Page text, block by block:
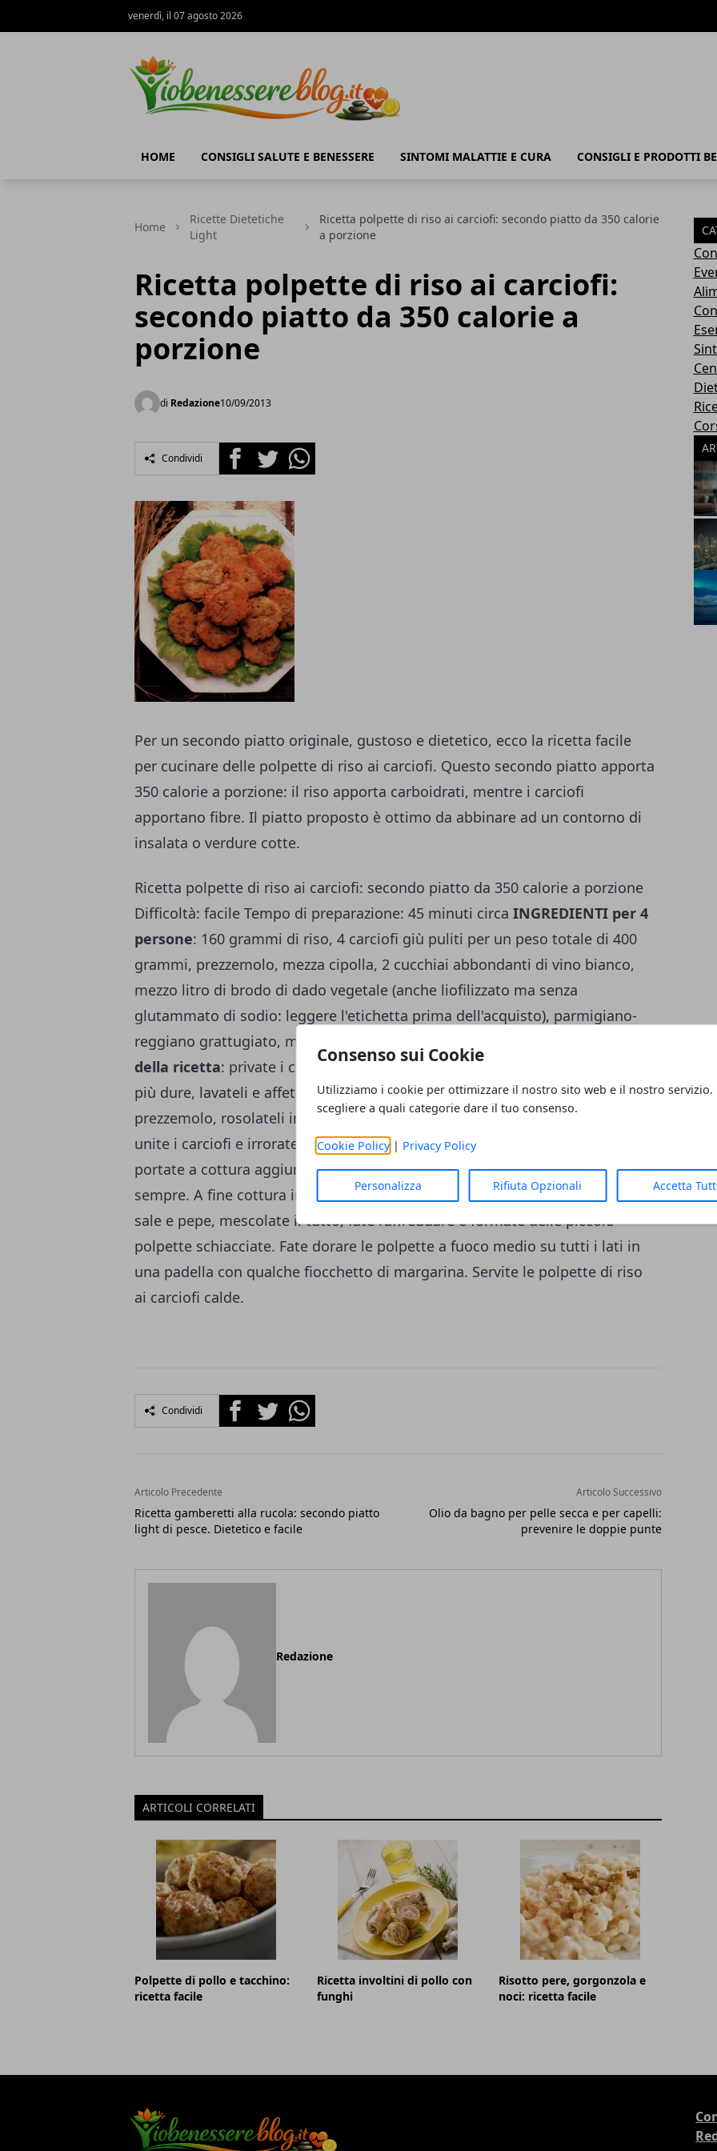
Consenso sui Cookie
Utilizziamo i cookie per ottimizzare il nostro sito web e il nostro servizio.
scegliere a quali categorie dare il tuo consenso.
Cookie Policy| Privacy Policy
Personalizza Rifiuta Opzionali Accetta
venerdì, il 07 agosto 2026
HOME CONSIGLI SALUTE E BENESSERE SINTOMI MALATTIE E CURA CONSIGLI E PRODOTTI
Home
Ricette Dietetiche
Light
Ricetta polpette di riso ai carciofi: secondo piatto da 350 calorie
a porzione
Ricetta polpette di riso ai carciofi:
secondo piatto da 350 calorie a
porzione
di Redazione10/09/2013
Condividi FacebookTwitterWhatsapp
Per un secondo piatto originale, gustoso e dietetico, ecco la ricetta facile
per cucinare delle polpette di riso ai carciofi. Questo secondo piatto apporta
350 calorie a porzione: il riso apporta carboidrati, mentre i carciofi
apportano fibre. Il piatto proposto è ottimo da abbinare ad un contorno di
insalata o verdure cotte.
Ricetta polpette di riso ai carciofi: secondo piatto da 350 calorie a porzione
Difficoltà: facile Tempo di preparazione: 45 minuti circa INGREDIENTI per 4
persone: 160 grammi di riso, 4 carciofi giù puliti per un peso totale di 400
grammi, prezzemolo, mezza cipolla, 2 cucchiai abbondanti di vino bianco,
mezzo litro di brodo di dado vegetale (anche liofilizzato ma senza
glutammato di sodio: leggere l'etichetta prima dell'acquisto), parmigiano-
reggiano grattugiato, margarina vegetale, sale e pepe.
della ricetta: private i carciofi dei gambi, delle punte e delle foglie esterne
più dure, lavateli e affettateli sottilmente. Tritate finemente la cipolla e il
prezzemolo, rosolateli in una casseruola con la margarina e un pò di brodo,
unite i carciofi e irrorate il tutto con il vino bianco. Aggiungete il riso e
portate a cottura aggiungendo poco alla volta il brodo rimasto, mescolando
sempre. A fine cottura incorporate il parmigiano grattugiato, aggiustate di
sale e pepe, mescolate il tutto, fate raffreddare e formate delle piccole
polpette schiacciate. Fate dorare le polpette a fuoco medio su tutti i lati in
una padella con qualche fiocchetto di margarina. Servite le polpette di riso
ai carciofi calde.
Condividi FacebookTwitterWhatsapp
Articolo Precedente
Ricetta gamberetti alla rucola: secondo piatto
light di pesce. Dietetico e facile
Articolo Successivo
Olio da bagno per pelle secca e per capelli:
prevenire le doppie punte
Redazione
ARTICOLI CORRELATI
Polpette di pollo e tacchino:
ricetta facile
Ricetta involtini di pollo con
funghi
Risotto pere, gorgonzola e
noci: ricetta facile